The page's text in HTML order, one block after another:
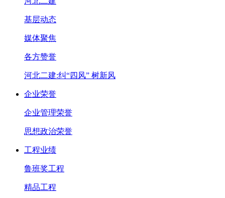
基层动态
媒体聚焦
各方赞誉
河北二建:纠“四风” 树新风
企业荣誉
企业管理荣誉
思想政治荣誉
工程业绩
鲁班奖工程
精品工程